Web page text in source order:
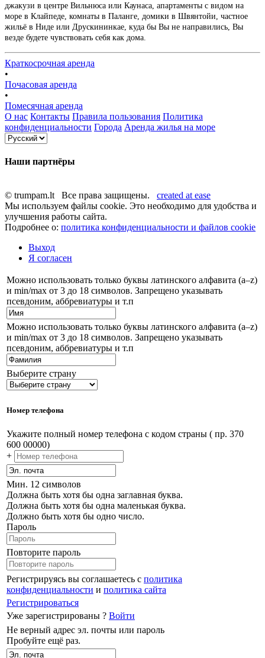
джакузи в центре Вильнюса или Каунаса, апартаменты с видом на
море в Клайпеде, комнаты в Паланге, домики в Швянтойи, частное
жильё в Ниде или Друскининкае, куда бы Вы не направились, Вы
везде будете чувствовать себя как дома.
Краткосрочная аренда
•
Почасовая аренда
•
Помесячная аренда
О нас Контакты Правила пользования Политика
конфиденциальности Города Аренда жилья на море
Наши партнёры
© trumpam.lt Все права защищены. created at ease
Мы используем файлы cookie. Это необходимо для удобства и
улучшения работы сайта.
Подробнее о: политика конфиденциальности и файлов cookie
Выход
Я согласен
Можно использовать только буквы латинского алфавита (a–z)
и min/max от 3 до 18 символов. Запрещено указывать
псевдоним, аббревиатуры и т.п
Можно использовать только буквы латинского алфавита (a–z)
и min/max от 3 до 18 символов. Запрещено указывать
псевдоним, аббревиатуры и т.п
Выберите страну
Номер телефона
Укажите полный номер телефона с кодом страны ( пр. 370
600 00000)
+
Мин. 12 символов
Должна быть хотя бы одна заглавная буква.
Должна быть хотя бы одна маленькая буква.
Должно быть хотя бы одно число.
Пароль
Повторите пароль
Регистрируясь вы соглашаетесь с политика
конфиденциальности и политика сайта
Регистрироваться
Уже зарегистрированы ? Войти
Не верный адрес эл. почты или пароль
Пробуйте ещё раз.